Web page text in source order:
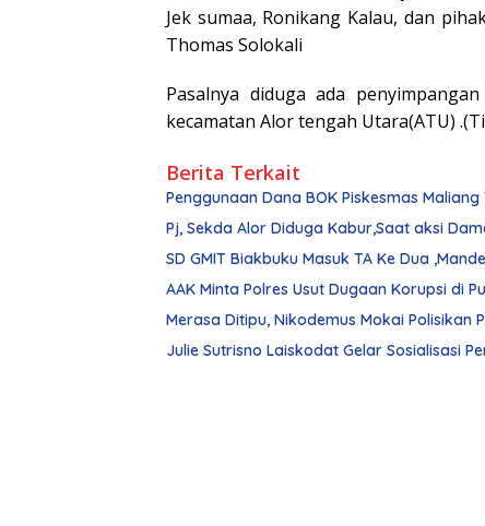
Jek sumaa, Ronikang Kalau, dan
Thomas Solokali
Pasalnya diduga ada
kecamatan Alor tengah Utara(ATU)
Berita Terkait
Penggunaan Dana BOK Piskesmas
Pj, Sekda Alor Diduga Kabur,Saat aksi
SD GMIT Biakbuku Masuk TA Ke Dua
AAK Minta Polres Usut Dugaan Korupsi di
Julie Sutrisno Laiskodat Gelar Sosialisasi